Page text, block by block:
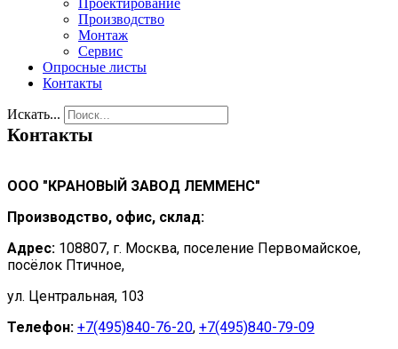
Проектирование
Производство
Монтаж
Сервис
Опросные листы
Контакты
Искать...
Контакты
ООО "КРАНОВЫЙ ЗАВОД ЛЕММЕНС"
Производство, офис, склад:
Адрес: 108807, г. Москва, поселение Первомайское,
посёлок Птичное,
ул. Центральная, 103
Телефон: +7(495)840-76-20, +7(495)840-79-09